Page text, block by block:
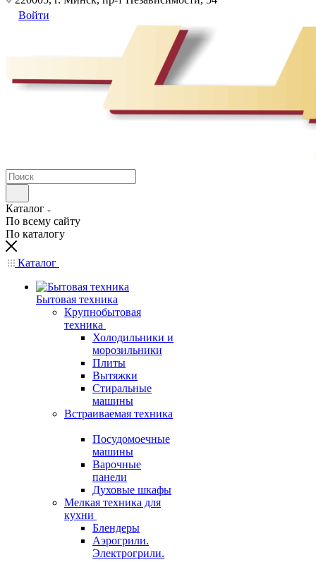
Войти
Каталог
По всему сайту
По каталогу
Каталог
Бытовая техника
Крупнобытовая
техника
Холодильники и
морозильники
Плиты
Вытяжки
Стиральные
машины
Встраиваемая техника
Посудомоечные
машины
Варочные
панели
Духовые шкафы
Мелкая техника для
кухни
Блендеры
Аэрогрили.
Электрогрили.